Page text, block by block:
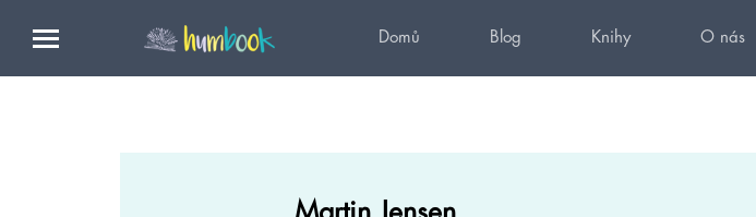
Domů Blog Knihy O nás